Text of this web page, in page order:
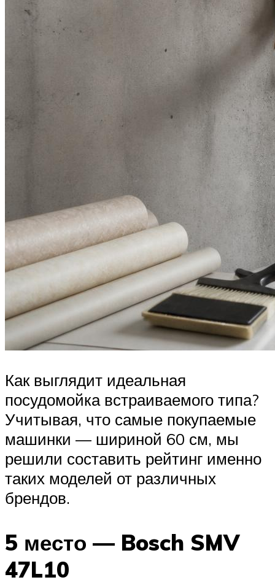
Как выглядит идеальная
посудомойка встраиваемого типа?
Учитывая, что самые покупаемые
машинки — шириной 60 см, мы
решили составить рейтинг именно
таких моделей от различных
брендов.
5 место — Bosch SMV
47L10